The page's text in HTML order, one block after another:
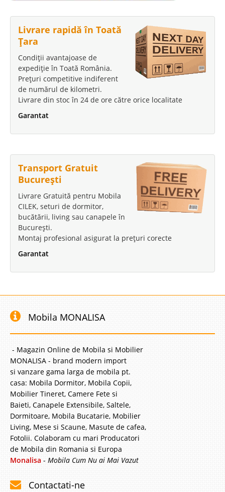
Livrare rapidă în Toată
Țara
Condiții avantajoase de
expediție în Toată România.
Prețuri competitive indiferent
de numărul de kilometri.
Livrare din stoc în 24 de ore către orice localitate
Garantat
Transport Gratuit
București
Livrare Gratuită pentru Mobila
CILEK, seturi de dormitor,
bucătării, living sau canapele în
București.
Montaj profesional asigurat la prețuri corecte
Garantat
Mobila MONALISA
- Magazin Online de Mobila si Mobilier
MONALISA - brand modern import
si vanzare gama larga de mobila pt.
casa: Mobila Dormitor, Mobila Copii,
Mobilier Tineret, Camere Fete si
Baieti, Canapele Extensibile, Saltele,
Dormitoare, Mobila Bucatarie, Mobilier
Living, Mese si Scaune, Masute de cafea,
Fotolii. Colaboram cu mari Producatori
de Mobila din Romania si Europa
Monalisa - Mobila Cum Nu ai Mai Vazut
Contactati-ne